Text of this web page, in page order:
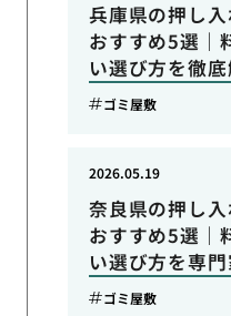
兵庫県の押し
おすすめ5選｜
い選び方を徹
ゴミ屋敷
奈良県の押し
おすすめ5選｜
い選び方を専
2026.05.19
ゴミ屋敷